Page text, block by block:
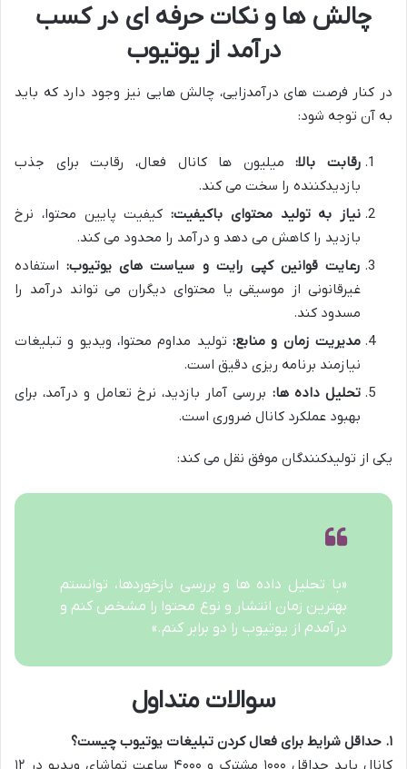
چالش ها و نکات حرفه ای در کسب
درآمد از یوتیوب
در کنار فرصت های درآمدزایی، چالش هایی نیز وجود دارد که باید
به آن توجه شود:
رقابت بالا:میلیون ها کانال فعال، رقابت برای جذب
بازدیدکننده را سخت می کند.
نیاز به تولید محتوای باکیفیت: کیفیت پایین محتوا، نرخ
بازدید را کاهش می دهد و درآمد را محدود می کند.
رعایت قوانین کپی رایت و سیاست های یوتیوب:استفاده
غیرقانونی از موسیقی یا محتوای دیگران می تواند درآمد را
مسدود کند.
مدیریت زمان و منابع: تولید مداوم محتوا، ویدیو و تبلیغات
نیازمند برنامه ریزی دقیق است.
تحلیل داده ها: بررسی آمار بازدید، نرخ تعامل و درآمد، برای
بهبود عملکرد کانال ضروری است.
یکی از تولیدکنندگان موفق نقل می کند:
«با تحلیل داده ها و بررسی بازخوردها، توانستم
بهترین زمان انتشار و نوع محتوا را مشخص کنم و
درآمدم از یوتیوب را دو برابر کنم.»
سوالات متداول
۱. حداقل شرایط برای فعال کردن تبلیغات یوتیوب چیست؟